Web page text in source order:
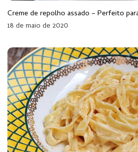
Creme de repolho assado – Perfeito
18 de maio de 2020